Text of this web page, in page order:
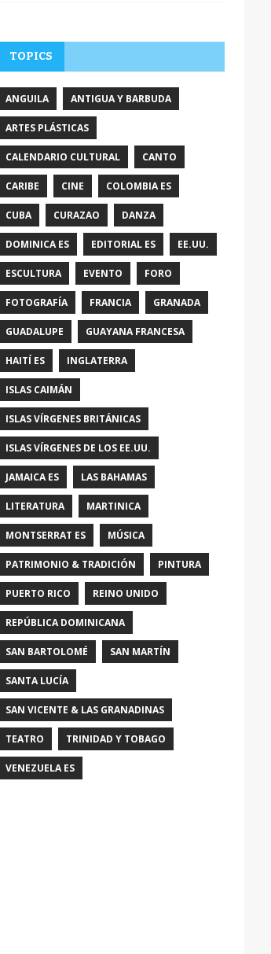
TOPICS
ANGUILA ANTIGUA Y BARBUDA
ARTES PLÁSTICAS
CALENDARIO CULTURAL CANTO
CARIBE CINE COLOMBIA ES
CUBA CURAZAO DANZA
DOMINICA ES EDITORIAL ES EE.UU.
ESCULTURA EVENTO FORO
FOTOGRAFÍA FRANCIA GRANADA
GUADALUPE GUAYANA FRANCESA
HAITÍ ES INGLATERRA
ISLAS CAIMÁN
ISLAS VÍRGENES BRITÁNICAS
ISLAS VÍRGENES DE LOS EE.UU.
JAMAICA ES LAS BAHAMAS
LITERATURA MARTINICA
MONTSERRAT ES MÚSICA
PATRIMONIO & TRADICIÓN PINTURA
PUERTO RICO REINO UNIDO
REPÚBLICA DOMINICANA
SAN BARTOLOMÉ SAN MARTÍN
SANTA LUCÍA
SAN VICENTE & LAS GRANADINAS
TEATRO TRINIDAD Y TOBAGO
VENEZUELA ES